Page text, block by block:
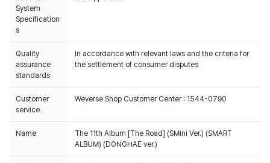
System
Specification
s
Quality
assurance
standards
In accordance with relevant laws and the criteria for
the settlement of consumer disputes
Customer
service
Weverse Shop Customer Center : 1544-0790
Name
The 11th Album [The Road] (SMini Ver.) (SMART
ALBUM) (DONGHAE ver.)